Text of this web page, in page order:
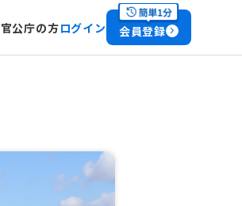
官公庁の方ログイン 会員登録